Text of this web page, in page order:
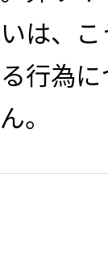
は、
行為
。